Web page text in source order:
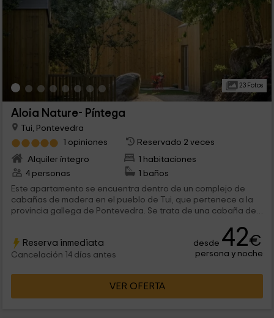
23 Fotos
Aloia Nature- Píntega
Tui, Pontevedra
1 opiniones
Reservado 2 veces
Alquiler íntegro
1 habitaciones
4 personas
1 baños
Este apartamento se encuentra dentro de un complejo de
cabañas de madera en el pueblo de Tui, que pertenece a la
provincia gallega de Pontevedra. Se trata de una cabaña de
Reserva inmediata
Cancelación 14 días antes
desde 42€
persona y noche
VER OFERTA